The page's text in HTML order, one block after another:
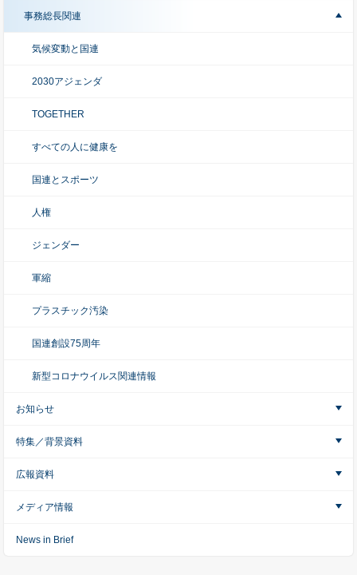
事務総長関連
気候変動と国連
2030アジェンダ
TOGETHER
すべての人に健康を
国連とスポーツ
人権
ジェンダー
軍縮
プラスチック汚染
国連創設75周年
新型コロナウイルス関連情報
お知らせ
特集／背景資料
広報資料
メディア情報
News in Brief